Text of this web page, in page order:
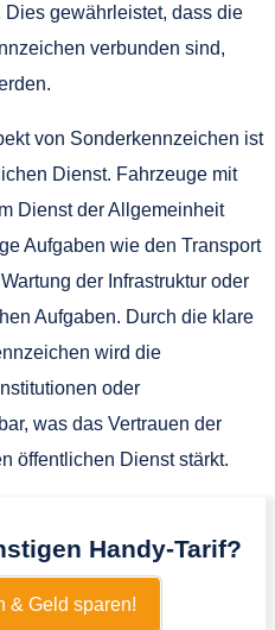
gewährleistet, dass die
verbunden sind,
von Sonderkennzeichen ist
Dienst. Fahrzeuge mit
Dienst der Allgemeinheit
Aufgaben wie den Transport
der Infrastruktur oder
Aufgaben. Durch die klare
wird die
oder
was das Vertrauen der
öffentlichen Dienst stärkt.
Handy-Tarif?
& Geld sparen!